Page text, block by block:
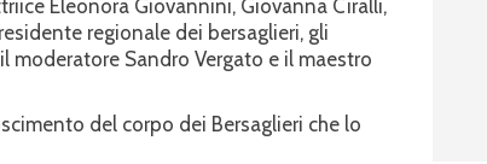
Eleonora Giovannini, Giovanna Ciralli,
regionale dei bersaglieri, gli
moderatore Sandro Vergato e il maestro
del corpo dei Bersaglieri che lo